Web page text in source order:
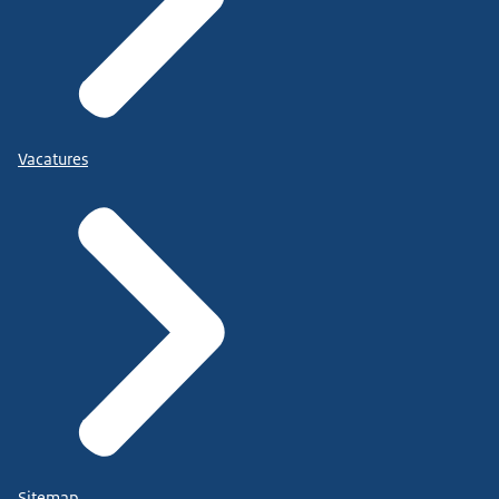
Vacatures